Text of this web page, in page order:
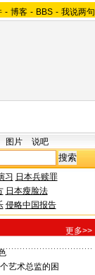
- 博客 - BBS - 我说两句
图片 说吧
习 日本兵赎罪
日本瘦脸法
侵略中国报告
更多>>
艺术总监的困